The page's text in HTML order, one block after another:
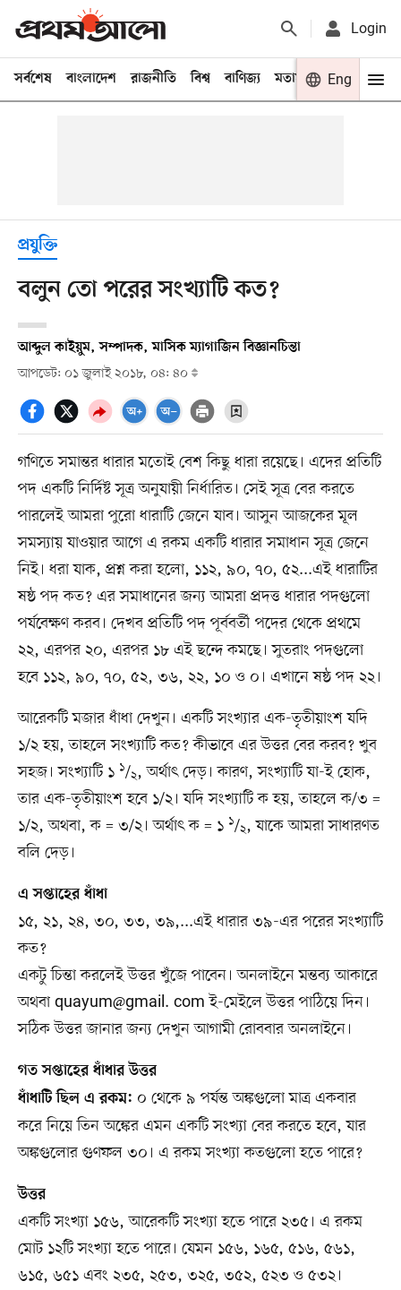
Login
সর্বশেষ বাংলাদেশ রাজনীতি বিশ্ব বাণিজ্য মতামত খেলা
Eng
প্রযুক্তি
বলুন তো পরের সংখ্যাটি কত?
আব্দুল কাইয়ুম, সম্পাদক, মাসিক ম্যাগাজিন বিজ্ঞানচিন্তা
আপডেট: ০১ জুলাই ২০১৮, ০৪: ৪০
গণিতে সমান্তর ধারার মতোই বেশ কিছু ধারা রয়েছে। এদের প্রতিটি
পদ একটি নির্দিষ্ট সূত্র অনুযায়ী নির্ধারিত। সেই সূত্র বের করতে
পারলেই আমরা পুরো ধারাটি জেনে যাব। আসুন আজকের মূল
সমস্যায় যাওয়ার আগে এ রকম একটি ধারার সমাধান সূত্র জেনে
নিই। ধরা যাক, প্রশ্ন করা হলো, ১১২, ৯০, ৭০, ৫২...এই ধারাটির
ষষ্ঠ পদ কত? এর সমাধানের জন্য আমরা প্রদত্ত ধারার পদগুলো
পর্যবেক্ষণ করব। দেখব প্রতিটি পদ পূর্ববর্তী পদের থেকে প্রথমে
২২, এরপর ২০, এরপর ১৮ এই ছন্দে কমছে। সুতরাং পদগুলো
হবে ১১২, ৯০, ৭০, ৫২, ৩৬, ২২, ১০ ও ০। এখানে ষষ্ঠ পদ ২২।
আরেকটি মজার ধাঁধা দেখুন। একটি সংখ্যার এক-তৃতীয়াংশ যদি
১/২ হয়, তাহলে সংখ্যাটি কত? কীভাবে এর উত্তর বের করব? খুব
সহজ। সংখ্যাটি ১ ১/২, অর্থাৎ দেড়। কারণ, সংখ্যাটি যা-ই হোক,
তার এক-তৃতীয়াংশ হবে ১/২। যদি সংখ্যাটি ক হয়, তাহলে ক/৩ =
১/২, অথবা, ক = ৩/২। অর্থাৎ ক = ১ ১/২, যাকে আমরা সাধারণত
বলি দেড়।
এ সপ্তাহের ধাঁধা
১৫, ২১, ২৪, ৩০, ৩৩, ৩৯,...এই ধারার ৩৯-এর পরের সংখ্যাটি
কত?
একটু চিন্তা করলেই উত্তর খুঁজে পাবেন। অনলাইনে মন্তব্য আকারে
অথবা quayum@gmail. com ই-মেইলে উত্তর পাঠিয়ে দিন।
সঠিক উত্তর জানার জন্য দেখুন আগামী রোববার অনলাইনে।
গত সপ্তাহের ধাঁধার উত্তর
ধাঁধাটি ছিল এ রকম: ০ থেকে ৯ পর্যন্ত অঙ্কগুলো মাত্র একবার
করে নিয়ে তিন অঙ্কের এমন একটি সংখ্যা বের করতে হবে, যার
অঙ্কগুলোর গুণফল ৩০। এ রকম সংখ্যা কতগুলো হতে পারে?
উত্তর
একটি সংখ্যা ১৫৬, আরেকটি সংখ্যা হতে পারে ২৩৫। এ রকম
মোট ১২টি সংখ্যা হতে পারে। যেমন ১৫৬, ১৬৫, ৫১৬, ৫৬১,
৬১৫, ৬৫১ এবং ২৩৫, ২৫৩, ৩২৫, ৩৫২, ৫২৩ ও ৫৩২।